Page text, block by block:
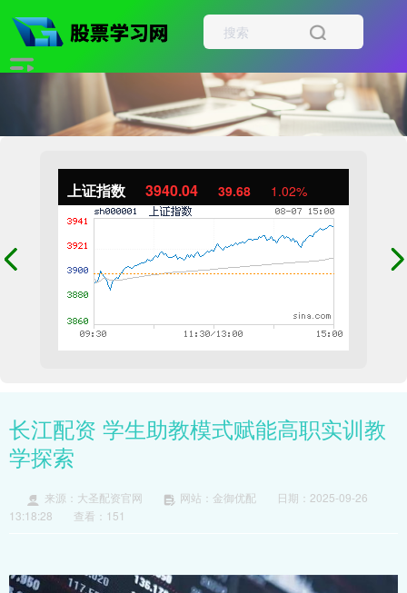
上证指数 3940.04 39.68 1.02%
长江配资 学生助教模式赋能高职实训教
学探索
来源：大圣配资官网 网站：金御优配
日期：2025-09-26
13:18:28
查看：151